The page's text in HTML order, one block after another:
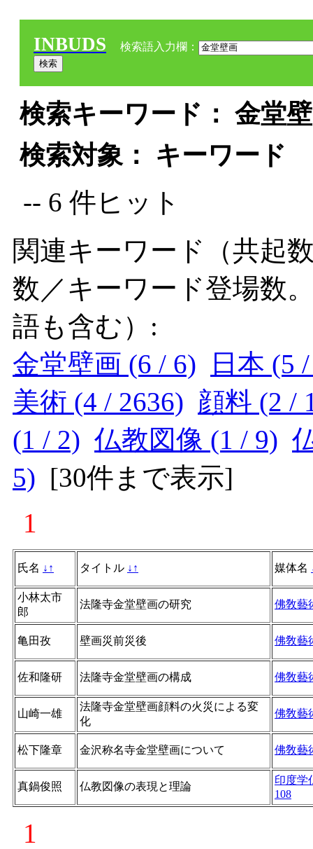
INBUDS 検索語入力欄：
検索キーワード： 金堂
検索対象： キーワード
-- 6 件ヒット
関連キーワード（共起
数／キーワード登場数
語も含む）:
金堂壁画 (6 / 6)
日本 (5
美術 (4 / 2636) 顔料 (2 /
(1 / 2) 仏教図像 (1 / 9)
5) [30件まで表示]
1
氏名 ↓ ↑ タイトル ↓ ↑ 媒体名
小林太市
郎
法隆寺金堂壁画の研究 佛敎藝
亀田孜 壁画災前災後 佛敎藝
佐和隆研 法隆寺金堂壁画の構成 佛敎藝
山崎一雄
法隆寺金堂壁画顔料の火災による変
化
佛敎藝
松下隆章 金沢称名寺金堂壁画について 佛敎藝
真鍋俊照 仏教図像の表現と理論
印度学
108
1